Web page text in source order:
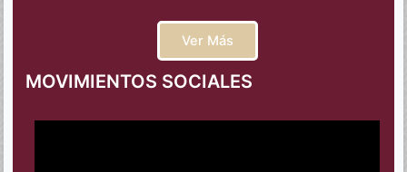
Ver Más
MOVIMIENTOS SOCIALES